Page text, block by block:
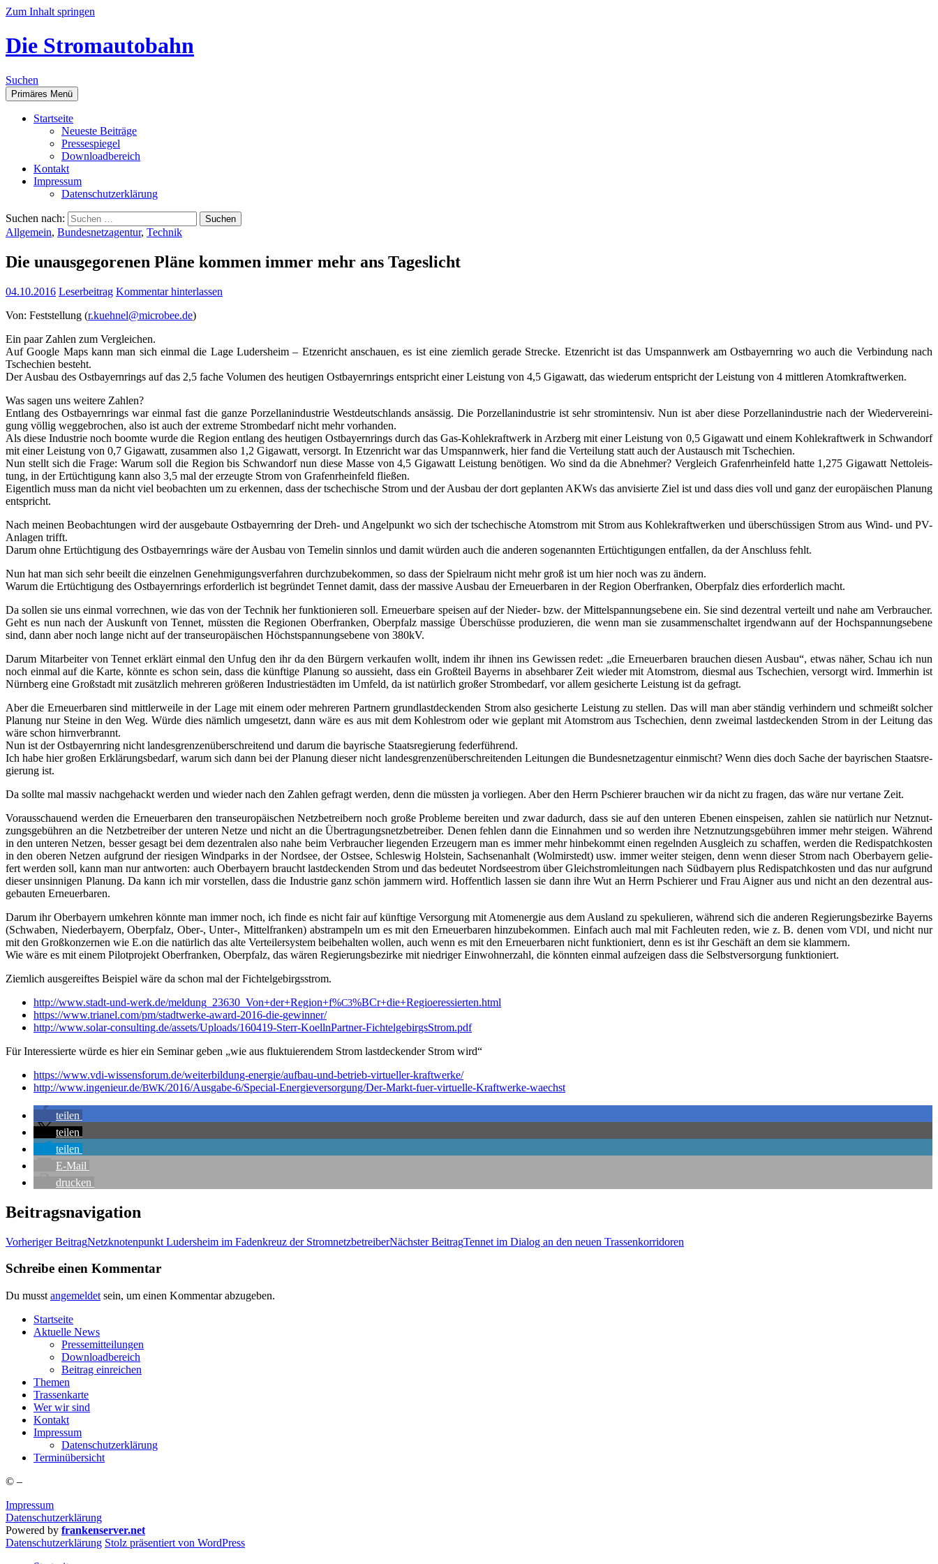
Zum Inhalt springen
Die Stromautobahn
Suchen
Primäres Menü
Start­sei­te
Neu­es­te Beiträge
Pres­se­spie­gel
Down­load­be­reich
Kon­takt
Impres­sum
Daten­schutz­er­klä­rung
Suchen nach:
Allgemein, Bundesnetzagentur, Technik
Die unaus­ge­go­re­nen Plä­ne kom­men immer mehr ans Tageslicht
04.10.2016 Leserbeitrag Kommentar hinterlassen
Von: Fest­stel­lung (r.kuehnel@microbee.de)
Ein paar Zah­len zum Vergleichen.
Auf Goog­le Maps kann man sich ein­mal die Lage Luders­heim – Etzen­richt anschau­en, es ist eine ziem­lich gera­de Stre­cke. Etzen­richt ist das Umspann­werk am Ost­bay­ern­ring wo auch die Ver­bin­dung nach
Tsche­chi­en besteht.
Der Aus­bau des Ost­bay­ern­rings auf das 2,5 fache Volu­men des heu­ti­gen Ost­bay­ern­rings ent­spricht einer Leis­tung von 4,5 Giga­watt, das wie­der­um ent­spricht der Leis­tung von 4 mitt­le­ren Atomkraftwerken.
Was sagen uns wei­te­re Zahlen?
Ent­lang des Ost­bay­ern­rings war ein­mal fast die gan­ze Por­zel­lan­in­dus­trie West­deutsch­lands ansäs­sig. Die Por­zel­lan­in­dus­trie ist sehr strom­in­ten­siv. Nun ist aber die­se Por­zel­lan­in­dus­trie nach der Wie­der­ver­ei­ni­
gung völ­lig weg­ge­bro­chen, also ist auch der extre­me Strom­be­darf nicht mehr vorhanden.
Als die­se Indus­trie noch boom­te wur­de die Regi­on ent­lang des heu­ti­gen Ost­bay­ern­rings durch das Gas-Koh­le­kraft­werk in Arz­berg mit einer Leis­tung von 0,5 Giga­watt und einem Koh­le­kraft­werk in Schwan­dorf
mit einer Leis­tung von 0,7 Giga­watt, zusam­men also 1,2 Giga­watt, ver­sorgt. In Etzen­richt war das Umspann­werk, hier fand die Ver­tei­lung statt auch der Aus­tausch mit Tschechien.
Nun stellt sich die Fra­ge: War­um soll die Regi­on bis Schwan­dorf nun die­se Mas­se von 4,5 Giga­watt Leis­tung benö­ti­gen. Wo sind da die Abneh­mer? Ver­gleich Gra­fen­rhein­feld hat­te 1,275 Giga­watt Net­to­leis­
tung, in der Ertüch­ti­gung kann also 3,5 mal der erzeug­te Strom von Gra­fen­rhein­feld fließen.
Eigent­lich muss man da nicht viel beob­ach­ten um zu erken­nen, dass der tsche­chi­sche Strom und der Aus­bau der dort geplan­ten AKWs das anvi­sier­te Ziel ist und dass dies voll und ganz der euro­päi­schen Pla­nung
entspricht.
Nach mei­nen Beob­ach­tun­gen wird der aus­ge­bau­te Ost­bay­ern­ring der Dreh- und Angel­punkt wo sich der tsche­chi­sche Atom­strom mit Strom aus Koh­le­kraft­wer­ken und über­schüs­si­gen Strom aus Wind- und PV-
Anla­gen trifft.
Dar­um ohne Ertüch­ti­gung des Ost­bay­ern­rings wäre der Aus­bau von Teme­lin sinn­los und damit wür­den auch die ande­ren soge­nann­ten Ertüch­ti­gun­gen ent­fal­len, da der Anschluss fehlt.
Nun hat man sich sehr beeilt die ein­zel­nen Geneh­mi­gungs­ver­fah­ren durch­zu­be­kom­men, so dass der Spiel­raum nicht mehr groß ist um hier noch was zu ändern.
War­um die Ertüch­ti­gung des Ost­bay­ern­rings erfor­der­lich ist begrün­det Ten­net damit, dass der mas­si­ve Aus­bau der Erneu­er­ba­ren in der Regi­on Ober­fran­ken, Ober­pfalz dies erfor­der­lich macht.
Da sol­len sie uns ein­mal vor­rech­nen, wie das von der Tech­nik her funk­tio­nie­ren soll. Erneu­er­ba­re spei­sen auf der Nie­der- bzw. der Mit­tel­span­nungs­ebe­ne ein. Sie sind dezen­tral ver­teilt und nahe am Ver­brau­cher.
Geht es nun nach der Aus­kunft von Ten­net, müss­ten die Regio­nen Ober­fran­ken, Ober­pfalz mas­si­ge Über­schüs­se pro­du­zie­ren, die wenn man sie zusam­men­schal­tet irgend­wann auf der Hoch­span­nungs­ebe­ne
sind, dann aber noch lan­ge nicht auf der trans­eu­ro­päi­schen Höchst­span­nungs­ebe­ne von 380kV.
Dar­um Mit­ar­bei­ter von Ten­net erklärt ein­mal den Unfug den ihr da den Bür­gern ver­kau­fen wollt, indem ihr ihnen ins Gewis­sen redet: „die Erneu­er­ba­ren brau­chen die­sen Aus­bau“, etwas näher, Schau ich nun
noch ein­mal auf die Kar­te, könn­te es schon sein, dass die künf­ti­ge Pla­nung so aus­sieht, dass ein Groß­teil Bay­erns in abseh­ba­rer Zeit wie­der mit Atom­strom, dies­mal aus Tsche­chi­en, ver­sorgt wird. Immer­hin ist
Nürn­berg eine Groß­stadt mit zusätz­lich meh­re­ren grö­ße­ren Indus­trie­städ­ten im Umfeld, da ist natür­lich gro­ßer Strom­be­darf, vor allem gesi­cher­te Leis­tung ist da gefragt.
Aber die Erneu­er­ba­ren sind mitt­ler­wei­le in der Lage mit einem oder meh­re­ren Part­nern grund­last­de­cken­den Strom also gesi­cher­te Leis­tung zu stel­len. Das will man aber stän­dig ver­hin­dern und schmeißt sol­cher
Pla­nung nur Stei­ne in den Weg. Wür­de dies näm­lich umge­setzt, dann wäre es aus mit dem Koh­lestrom oder wie geplant mit Atom­strom aus Tsche­chi­en, denn zwei­mal last­de­cken­den Strom in der Lei­tung das
wäre schon hirnverbrannt.
Nun ist der Ost­bay­ern­ring nicht lan­des­gren­zen­über­schrei­tend und dar­um die bay­ri­sche Staats­re­gie­rung federführend.
Ich habe hier gro­ßen Erklä­rungs­be­darf, war­um sich dann bei der Pla­nung die­ser nicht lan­des­gren­zen­über­schrei­ten­den Lei­tun­gen die Bun­des­netz­agen­tur ein­mischt? Wenn dies doch Sache der bay­ri­schen Staats­re­
gie­rung ist.
Da soll­te mal mas­siv nach­ge­hackt wer­den und wie­der nach den Zah­len gefragt wer­den, denn die müss­ten ja vor­lie­gen. Aber den Herrn Pschie­rer brau­chen wir da nicht zu fra­gen, das wäre nur ver­ta­ne Zeit.
Vor­aus­schau­end wer­den die Erneu­er­ba­ren den trans­eu­ro­päi­schen Netz­be­trei­bern noch gro­ße Pro­ble­me berei­ten und zwar dadurch, dass sie auf den unte­ren Ebe­nen ein­spei­sen, zah­len sie natür­lich nur Netz­nut­
zungs­ge­büh­ren an die Netz­be­trei­ber der unte­ren Net­ze und nicht an die Über­tra­gungs­netz­be­trei­ber. Denen feh­len dann die Ein­nah­men und so wer­den ihre Netz­nut­zungs­ge­büh­ren immer mehr stei­gen. Wäh­rend
in den unte­ren Net­zen, bes­ser gesagt bei dem dezen­tra­len also nahe beim Ver­brau­cher lie­gen­den Erzeu­gern man es immer mehr hin­be­kommt einen regeln­den Aus­gleich zu schaf­fen, wer­den die Redis­patch­kos­ten
in den obe­ren Net­zen auf­grund der rie­si­gen Wind­parks in der Nord­see, der Ost­see, Schles­wig Hol­stein, Sach­sen­an­halt (Wol­mir­stedt) usw. immer wei­ter stei­gen, denn wenn die­ser Strom nach Ober­bay­ern gelie­
fert wer­den soll, kann man nur ant­wor­ten: auch Ober­bay­ern braucht last­de­cken­den Strom und das bedeu­tet Nord­see­strom über Gleich­strom­lei­tun­gen nach Süd­bay­ern plus Redis­patch­kos­ten und das nur auf­grund
die­ser unsin­ni­gen Pla­nung. Da kann ich mir vor­stel­len, dass die Indus­trie ganz schön jam­mern wird. Hof­fent­lich las­sen sie dann ihre Wut an Herrn Pschie­rer und Frau Aigner aus und nicht an den dezen­tral aus­
ge­bau­ten Erneuerbaren.
Dar­um ihr Ober­bay­ern umkeh­ren könn­te man immer noch, ich fin­de es nicht fair auf künf­ti­ge Ver­sor­gung mit Atom­ener­gie aus dem Aus­land zu spe­ku­lie­ren, wäh­rend sich die ande­ren Regie­rungs­be­zir­ke Bay­erns
(Schwa­ben, Nie­der­bay­ern, Ober­pfalz, Ober‑, Unter‑, Mit­tel­fran­ken) abstram­peln um es mit den Erneu­er­ba­ren hin­zu­be­kom­men. Ein­fach auch mal mit Fach­leu­ten reden, wie z. B. denen vomVDI, und nicht nur
mit den Groß­kon­zer­nen wie E.on die natür­lich das alte Ver­tei­ler­sys­tem bei­be­hal­ten wol­len, auch wenn es mit den Erneu­er­ba­ren nicht funk­tio­niert, denn es ist ihr Geschäft an dem sie klammern.
Wie wäre es mit einem Pilot­pro­jekt Ober­fran­ken, Ober­pfalz, das wären Regie­rungs­be­zir­ke mit nied­ri­ger Ein­woh­ner­zahl, die könn­ten ein­mal auf­zei­gen dass die Selbst­ver­sor­gung funktioniert.
Ziem­lich aus­ge­reif­tes Bei­spiel wäre da schon mal der Fichtelgebirgsstrom.
http://www.stadt-und-werk.de/meldung_23630_Von+der+Region+f%C3%BCr+die+Regioeressierten.html
https://www.trianel.com/pm/stadt­wer­ke-award-2016-die-gewinner/
http://www.solar-consulting.de/as­sets/U­pload­s/160419-Sterr-KoellnPart­ner-FichtelgebirgsStrom.pdf
Für Inter­es­sier­te wür­de es hier ein Semi­nar geben „wie aus fluk­tu­ie­ren­dem Strom last­de­cken­der Strom wird“
https://www.vdi-wissensforum.de/­wei­ter­bil­dung-ener­gie/auf­bau-und-betrieb-vir­tu­el­ler-kraftwerke/
http://www.ingenieur.de/BWK/2016/Aus­ga­be‑6/S­pe­cial-Ener­gie­ver­sor­gun­g/­Der-Markt-fuer-vir­tu­el­le-Kraft­wer­ke-waechst
tei­len
tei­len
tei­len
E‑Mail
dru­cken
Beitragsnavigation
Vorheriger BeitragNetz­kno­ten­punkt Luders­heim im Faden­kreuz der StromnetzbetreiberNächster BeitragTen­net im Dia­log an den neu­en Trassenkorridoren
Schreibe einen Kommentar
Du musst angemeldet sein, um einen Kommentar abzugeben.
Start­sei­te
Aktu­el­le News
Pres­se­mit­tei­lun­gen
Down­load­be­reich
Bei­trag einreichen
The­men
Tras­sen­kar­te
Wer wir sind
Kon­takt
Impres­sum
Daten­schutz­er­klä­rung
Ter­min­über­sicht
© –
Impressum
Datenschutzerklärung
Powered by frankenserver.net
Daten­schutz­er­klä­rung Stolz präsentiert von WordPress